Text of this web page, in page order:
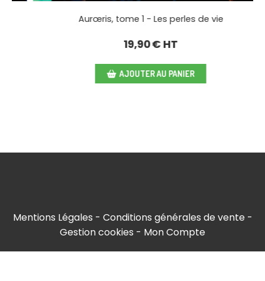
1 - Les perles de vie Aurœris, tome 1 -
Mentions Légales
Conditions générales de vente
Gestion cookies
Mon Compte